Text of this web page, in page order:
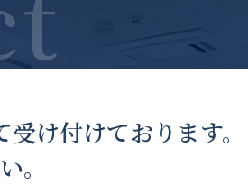
け付けております。
。